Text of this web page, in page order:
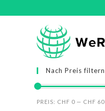
Nach Preis filtern
PREIS: CHF 0 — CHF 60